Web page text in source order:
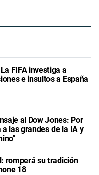
FIFA investiga a
e insultos a España
al Dow Jones: Por
a las grandes de la IA y
romperá su tradición
18